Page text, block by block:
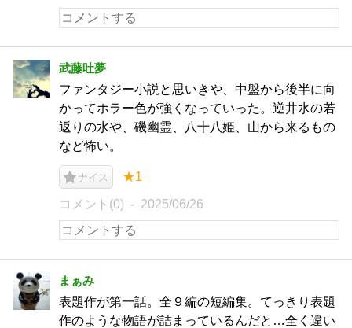
武藤吐夢
ファンタジー小説と思いきや、中盤から後半に向
かってホラー色が強くなっていった。逆井水の若
返りの水や、磯幽霊、八十八姫、山から来るもの
など怖い。
ナイス ★1
コメント(0) 2025/06/26
まぁみ
表題作が第一話。全９編の短編集。てっきり表題
作のような物語が詰まっているんだと…全く違い